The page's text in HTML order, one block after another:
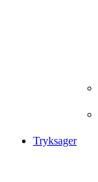
Tryksager